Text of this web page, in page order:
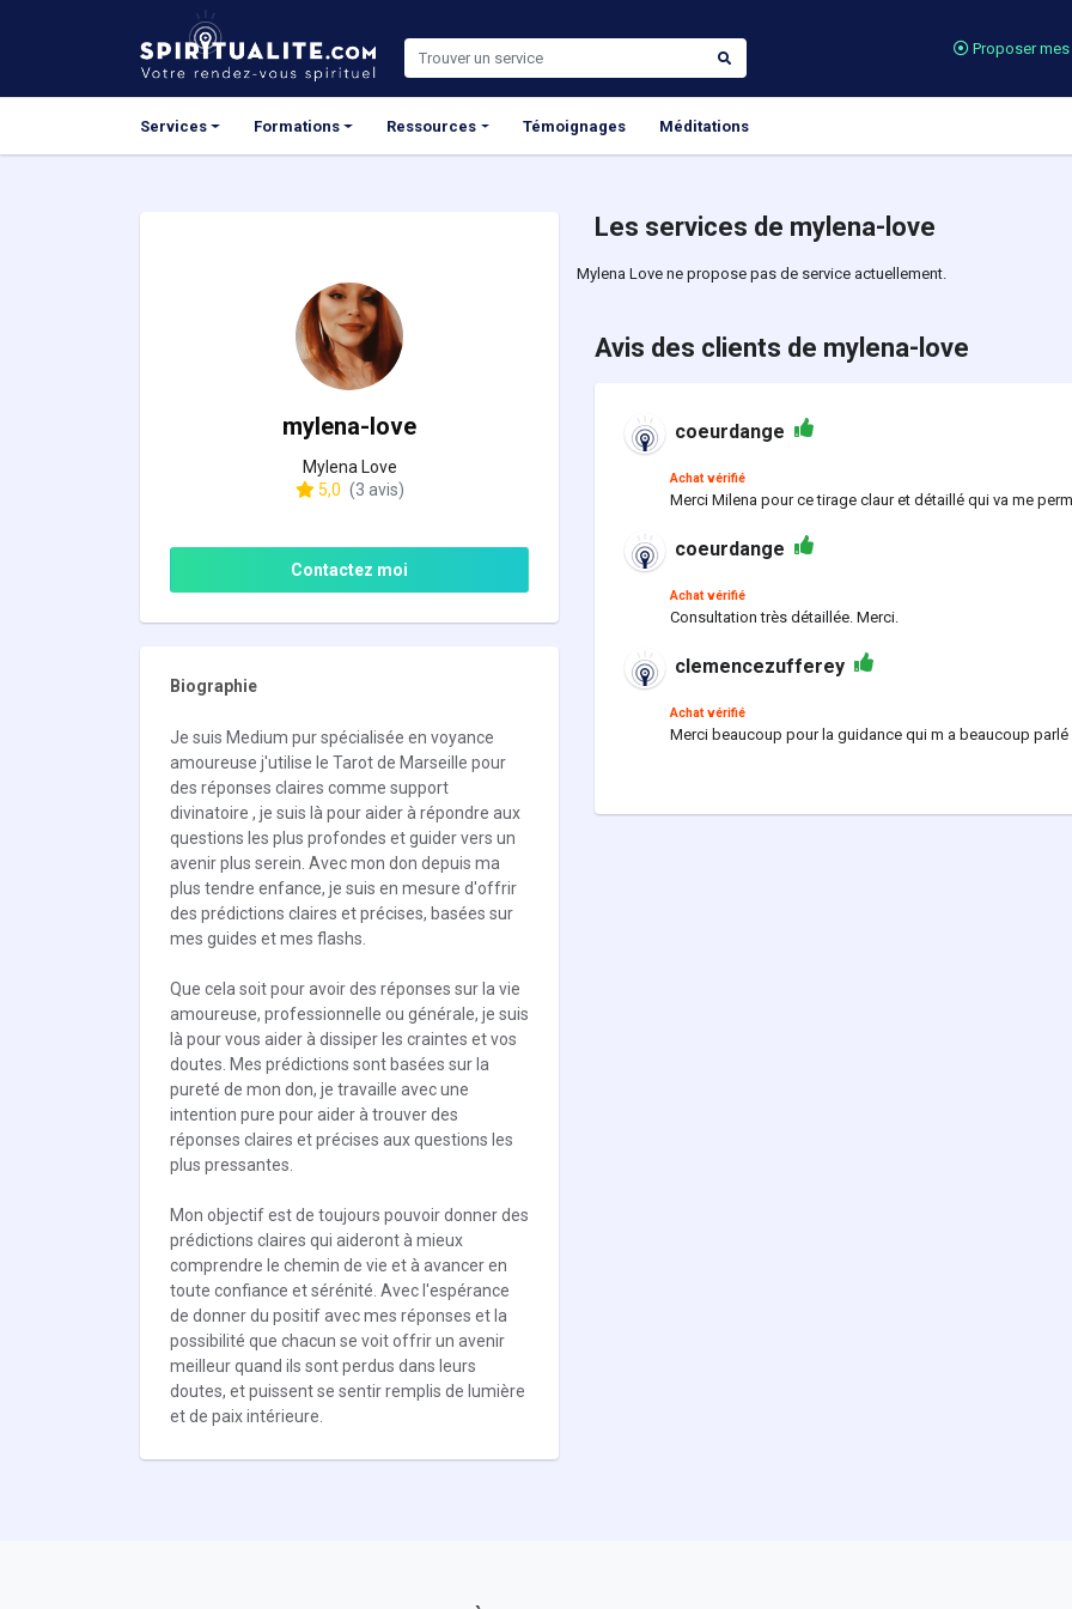
Proposer
Services Formations Ressources Témoignages Méditations
mylena-love
Mylena Love
5,0 (3 avis)
Contactez moi
Biographie
Je suis Medium pur spécialisée en voyance
amoureuse j'utilise le Tarot de Marseille pour
des réponses claires comme support
divinatoire , je suis là pour aider à répondre aux
questions les plus profondes et guider vers un
avenir plus serein. Avec mon don depuis ma
plus tendre enfance, je suis en mesure d'offrir
des prédictions claires et précises, basées sur
mes guides et mes flashs.
Que cela soit pour avoir des réponses sur la vie
amoureuse, professionnelle ou générale, je suis
là pour vous aider à dissiper les craintes et vos
doutes. Mes prédictions sont basées sur la
pureté de mon don, je travaille avec une
intention pure pour aider à trouver des
réponses claires et précises aux questions les
plus pressantes.
Mon objectif est de toujours pouvoir donner des
prédictions claires qui aideront à mieux
comprendre le chemin de vie et à avancer en
toute confiance et sérénité. Avec l'espérance
de donner du positif avec mes réponses et la
possibilité que chacun se voit offrir un avenir
meilleur quand ils sont perdus dans leurs
doutes, et puissent se sentir remplis de lumière
et de paix intérieure.
Les services de mylena-love
Mylena Love ne propose pas de service actuellement.
Avis des clients de mylena-love
coeurdange
Achat vérifié
Merci Milena pour ce tirage claur et détaillé qui va me
coeurdange
Achat vérifié
Consultation très détaillée. Merci.
clemencezufferey
Achat vérifié
Merci beaucoup pour la guidance qui m a beaucoup parlé
Panneau de gestion des cookies